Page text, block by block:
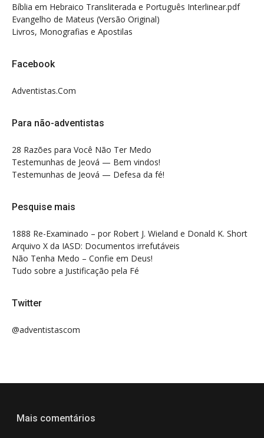
Bíblia em Hebraico Transliterada e Português Interlinear.pdf
Evangelho de Mateus (Versão Original)
Livros, Monografias e Apostilas
Facebook
Adventistas.Com
Para não-adventistas
28 Razões para Você Não Ter Medo
Testemunhas de Jeová — Bem vindos!
Testemunhas de Jeová — Defesa da fé!
Pesquise mais
1888 Re-Examinado – por Robert J. Wieland e Donald K. Short
Arquivo X da IASD: Documentos irrefutáveis
Não Tenha Medo – Confie em Deus!
Tudo sobre a Justificação pela Fé
Twitter
@adventistascom
Mais comentários